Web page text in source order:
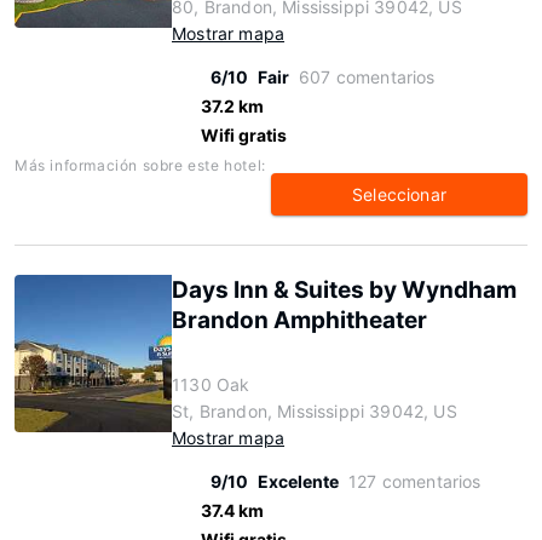
80, Brandon, Mississippi 39042, US
Mostrar mapa
6/10 Fair 607 comentarios
37.2 km
Wifi gratis
Más información sobre este hotel:
Seleccionar
Days Inn & Suites by Wyndham
Brandon Amphitheater
1130 Oak
St, Brandon, Mississippi 39042, US
Mostrar mapa
9/10 Excelente 127 comentarios
37.4 km